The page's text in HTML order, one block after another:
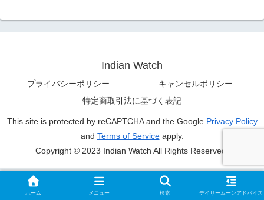
Indian Watch
プライバシーポリシー
キャンセルポリシー
特定商取引法に基づく表記
This site is protected by reCAPTCHA and the Google Privacy Policy
and Terms of Serviceapply.
Copyright © 2023 Indian Watch All Rights Reserved.
ホーム メニュー 検索 デイリームーンアドバイス